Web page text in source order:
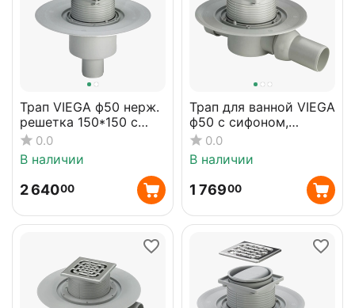
Трап VIEGA ф50 нерж.
решетка 150*150 с
сифоном 557188
(284862)
0.0
В наличии
2 64000
Трап для ванной VIEGA
ф50 с сифоном,
нержавеющ.
решетка100х100,
гориз. 557119
0.0
В наличии
1 76900